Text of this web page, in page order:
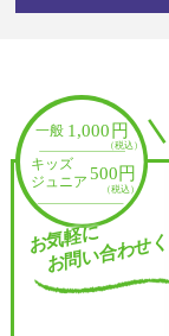
お気軽に
お問い合わせ